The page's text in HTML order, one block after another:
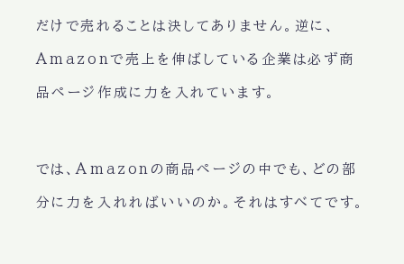
だけで売れることは決してありません。逆に、
Amazonで売上を伸ばしている企業は必ず商
品ページ作成に力を入れています。
では、Amazonの商品ページの中でも、どの部
分に力を入れればいいのか。それは すべてです。